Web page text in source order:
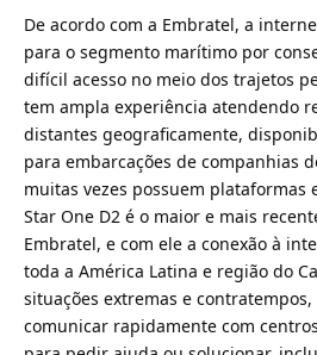
De acordo com a Embratel, a
para o segmento marítimo por
difícil acesso no meio dos trajetos
tem ampla experiência atendendo
distantes geograficamente,
para embarcações de companhias
muitas vezes possuem plataformas
Star One D2 é o maior e mais
Embratel, e com ele a conexão à
toda a América Latina e região do
situações extremas e
comunicar rapidamente com